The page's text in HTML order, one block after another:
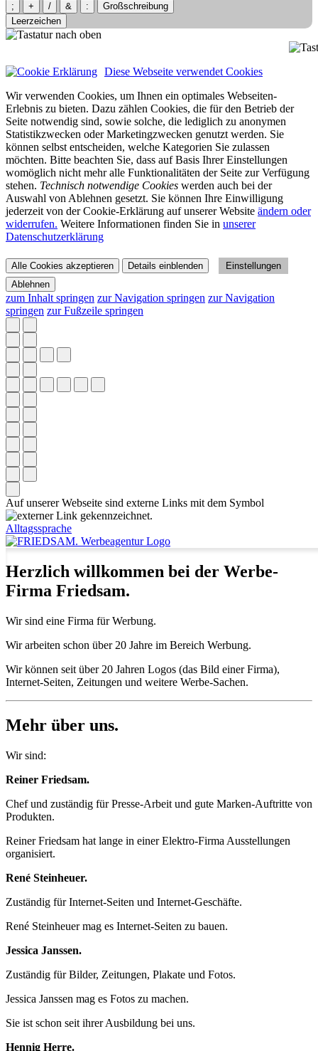
;
+ / & :
Großschreibung
Leerzeichen
Diese Webseite verwendet Cookies
Wir verwenden Cookies, um Ihnen ein optimales Webseiten-
Erlebnis zu bieten. Dazu zählen Cookies, die für den Betrieb der
Seite notwendig sind, sowie solche, die lediglich zu anonymen
Statistikzwecken oder Marketingzwecken genutzt werden. Sie
können selbst entscheiden, welche Kategorien Sie zulassen
möchten. Bitte beachten Sie, dass auf Basis Ihrer Einstellungen
womöglich nicht mehr alle Funktionalitäten der Seite zur Verfügung
stehen. Technisch notwendige Cookies werden auch bei der
Auswahl von Ablehnen gesetzt. Sie können Ihre Einwilligung
jederzeit von der Cookie-Erklärung auf unserer Website ändern oder
widerrufen. Weitere Informationen finden Sie in unserer
Datenschutzerklärung
Alle Cookies akzeptieren Details einblenden
Einstellungen
Ablehnen
zum Inhalt springen zur Navigation springen zur Navigation
springen zur Fußzeile springen
Auf unserer Webseite sind externe Links mit dem Symbol
gekennzeichnet.
Alltagssprache
Herzlich willkommen bei der Werbe-
Firma Friedsam.
Wir sind eine Firma für Werbung.
Wir arbeiten schon über 20 Jahre im Bereich Werbung.
Wir können seit über 20 Jahren Logos (das Bild einer Firma),
Internet-Seiten, Zeitungen und weitere Werbe-Sachen.
Mehr über uns.
Wir sind:
Reiner Friedsam.
Chef und zuständig für Presse-Arbeit und gute Marken-Auftritte von
Produkten.
Reiner Friedsam hat lange in einer Elektro-Firma Ausstellungen
organisiert.
René Steinheuer.
Zuständig für Internet-Seiten und Internet-Geschäfte.
René Steinheuer mag es Internet-Seiten zu bauen.
Jessica Janssen.
Zuständig für Bilder, Zeitungen, Plakate und Fotos.
Jessica Janssen mag es Fotos zu machen.
Sie ist schon seit ihrer Ausbildung bei uns.
Hennig Herre.